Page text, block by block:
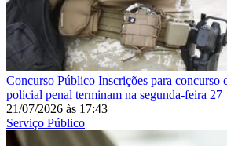
Concurso Público Inscrições para concurso
policial penal terminam na segunda-feira 27
21/07/2026 às 17:43
Serviço Público